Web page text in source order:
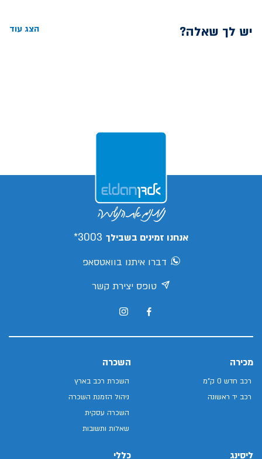
יש לך שאלה? הצג עוד
אנחנו זמינים בשבילך 3003*
דברו איתנו בוואטסאפ
טופס יצירת קשר
מכירה
רכב חדש 0 ק"מ
רכב יד ראשונה
השכרה
השכרת רכב בארץ
ניהול הזמנת השכרה
השכרה עסקית
שאלות ותשובות
ליסינג כללי